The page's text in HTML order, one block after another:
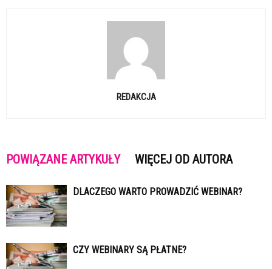
REDAKCJA
POWIĄZANE ARTYKUŁY WIĘCEJ OD AUTORA
DLACZEGO WARTO PROWADZIĆ WEBINAR?
CZY WEBINARY SĄ PŁATNE?